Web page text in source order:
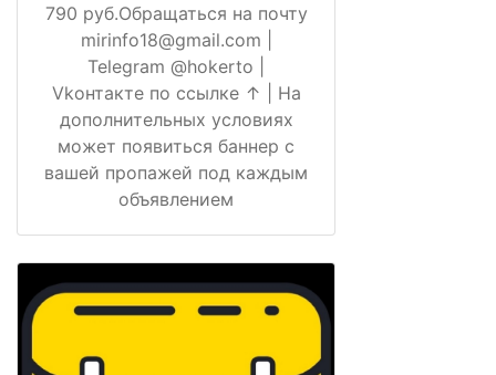
790 руб.Обращаться на почту
mirinfo18@gmail.com |
Telegram @hokerto |
Vkонтакте по ссылке ↑ | На
дополнительных условиях
может появиться баннер с
вашей пропажей под каждым
объявлением